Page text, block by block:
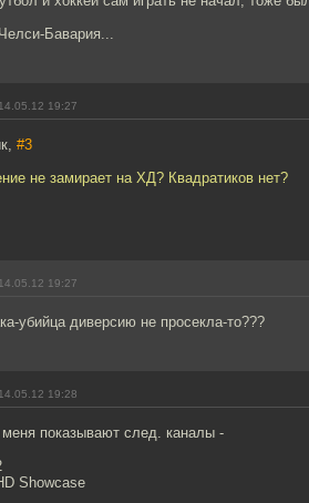
Бавария...
19:27
#3
не замирает на ХД? Квадратиков нет?
19:27
убийца диверсию не просекла-то???
19:28
показывают след. каналы -
Showcase